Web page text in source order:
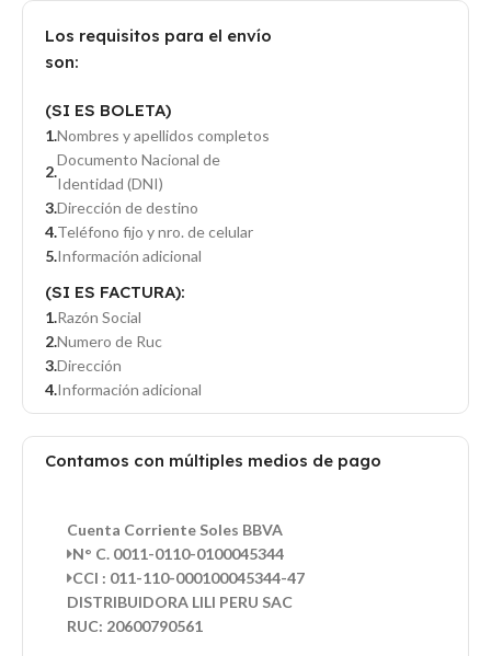
Los requisitos para el envío
son:
(SI ES BOLETA)
Nombres y apellidos completos
Documento Nacional de
Identidad (DNI)
Dirección de destino
Teléfono fijo y nro. de celular
Información adicional
(SI ES FACTURA):
Razón Social
Numero de Ruc
Dirección
Información adicional
Contamos con múltiples medios de pago
Cuenta Corriente Soles BBVA
N° C. 0011-0110-0100045344
CCI : 011-110-000100045344-47
DISTRIBUIDORA LILI PERU SAC
RUC: 20600790561